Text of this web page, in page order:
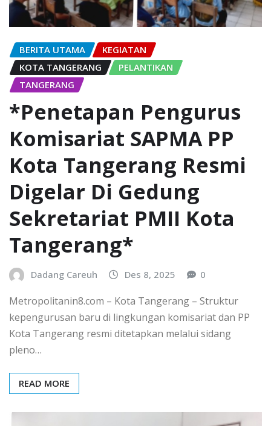
BERITA UTAMA
KEGIATAN
KOTA TANGERANG
PELANTIKAN
TANGERANG
*Penetapan Pengurus
Komisariat SAPMA PP
Kota Tangerang Resmi
Digelar Di Gedung
Sekretariat PMII Kota
Tangerang*
Dadang Careuh Des 8, 2025 0
Metropolitanin8.com – Kota Tangerang – Struktur
kepengurusan baru di lingkungan komisariat dan PP
Kota Tangerang resmi ditetapkan melalui sidang
pleno…
READ MORE